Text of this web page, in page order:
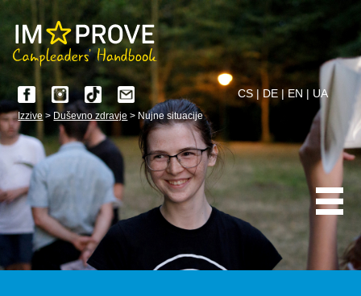
CS | DE | EN | UA
Izzive >Duševno zdravje > Nujne situacije